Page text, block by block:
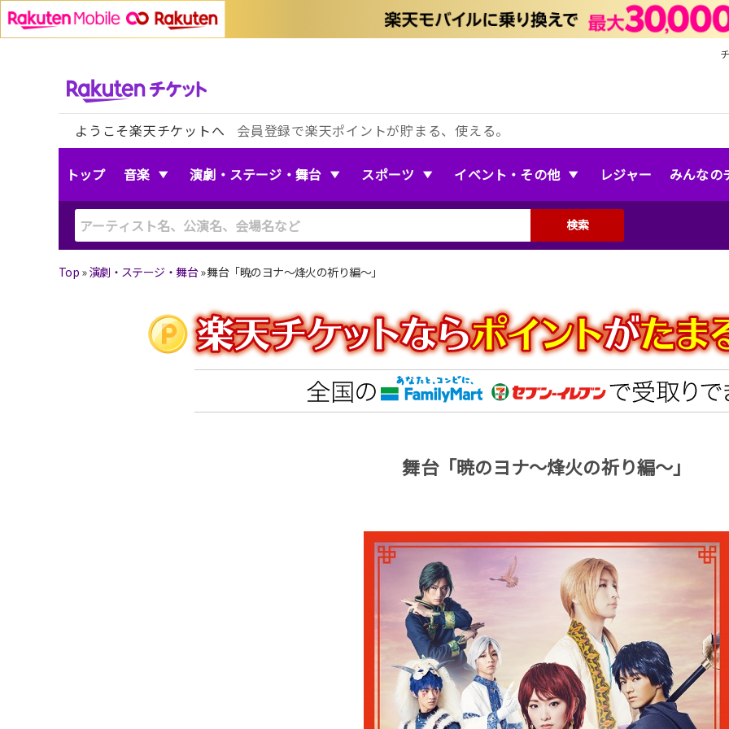
ようこそ楽天チケットへ 会員登録で楽天ポイントが貯まる、使える。
トップ 音楽 演劇・ステージ・舞台 スポーツ イベント・その他 レジャー みんなの
検索
Top »演劇・ステージ・舞台»舞台「暁のヨナ〜烽火の祈り編〜」
舞台「暁のヨナ～烽火の祈り編～」